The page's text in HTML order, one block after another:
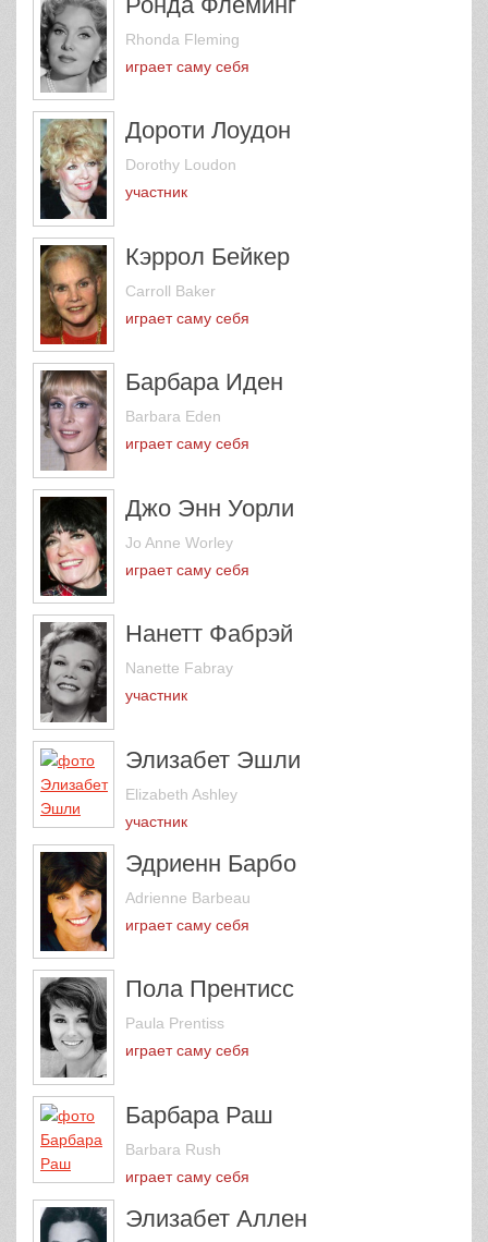
Rhonda Fleming
играет саму себя
Дороти Лоудон
Dorothy Loudon
участник
Кэррол Бейкер
Carroll Baker
играет саму себя
Барбара Иден
Barbara Eden
играет саму себя
Джо Энн Уорли
Jo Anne Worley
играет саму себя
Нанетт Фабрэй
Nanette Fabray
участник
Элизабет Эшли
Elizabeth Ashley
участник
Эдриенн Барбо
Adrienne Barbeau
играет саму себя
Пола Прентисс
Paula Prentiss
играет саму себя
Барбара Раш
Barbara Rush
играет саму себя
Элизабет Аллен